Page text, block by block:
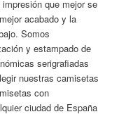
que mejor se
acabado y la
Somos
y estampado de
serigrafiadas
nuestras camisetas
con
ciudad de España